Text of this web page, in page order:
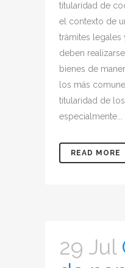
titularidad de
el contexto de
trámites legales
deben
bienes de
los más
titularidad de
especialmente...
READ MORE
29 Jul